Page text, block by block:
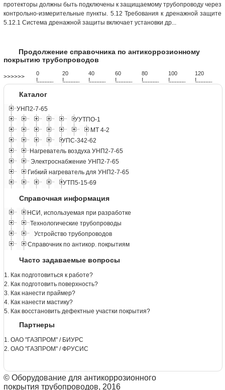
протекторы должны быть подключены к защищаемому трубопроводу через
контрольно-измерительные пункты. 5.12 Требования к дренажной защите
5.12.1 Система дренажной защиты включает установки др...
Продолжение справочника по антикоррозионному
покрытию трубопроводов
>>>>>> 0
!...................
20
!...................
40
!...................
60
!...................
80
!...................
100
!...................
120
!...................
Каталог
УНП2-7-65
УУТПО-1
МТ 4-2
УПС-342-62
Нагреватель воздуха УНП2-7-65
Электроснабжение УНП2-7-65
Гибкий нагреватель для УНП2-7-65
УТП5-15-69
Справочная информация
НСИ, используемая при разработке
Технологические трубопроводы
Устройство трубопроводов
Справочник по антикор. покрытиям
Часто задаваемые вопросы
1. Как подготовиться к работе?
2. Как подготовить поверхность?
3. Как нанести праймер?
4. Как нанести мастику?
5. Как восстановить дефектные участки покрытия?
Партнеры
1. ОАО "ГАЗПРОМ" / БИУРС
2. ОАО "ГАЗПРОМ" / ФРУСИС
© Оборудование для антикоррозионного
покрытия трубопроводов, 2016